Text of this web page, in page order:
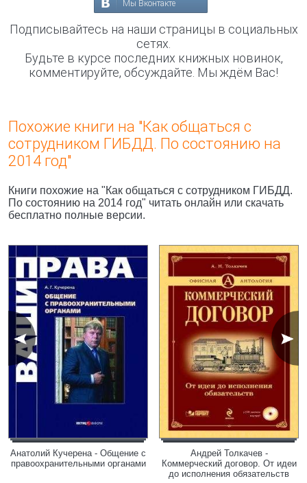
Мы Вконтакте
Подписывайтесь на наши страницы в социальных
сетях.
Будьте в курсе последних книжных новинок,
комментируйте, обсуждайте. Мы ждём Вас!
Похожие книги на "Как общаться с
сотрудником ГИБДД. По состоянию на
2014 год"
Книги похожие на "Как общаться с сотрудником ГИБДД.
По состоянию на 2014 год" читать онлайн или скачать
бесплатно полные версии.
Анатолий Кучерена - Общение с
правоохранительными органами
Андрей Толкачев -
Коммерческий договор. От идеи
до исполнения обязательств